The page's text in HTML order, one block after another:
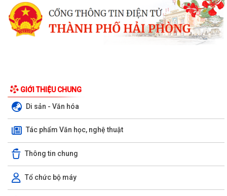
GIỚI THIỆU CHUNG
Di sản - Văn hóa
Tác phẩm Văn học, nghệ thuật
Thông tin chung
Tổ chức bộ máy